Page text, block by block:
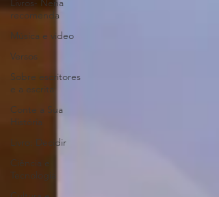
Livros- Nena
recomenda
Música e video
Versos
Sobre escritores
e a escrita
Conte a Sua
História
Livro: Decidir
Ciência e
Tecnologia